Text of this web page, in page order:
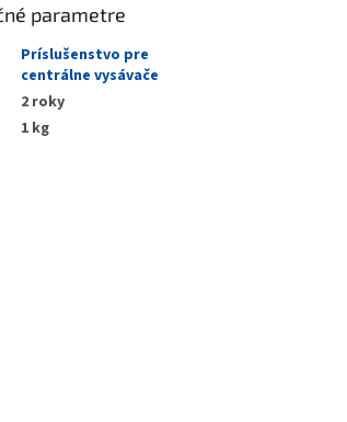
parametre
Príslušenstvo pre
centrálne vysávače
2 roky
1 kg